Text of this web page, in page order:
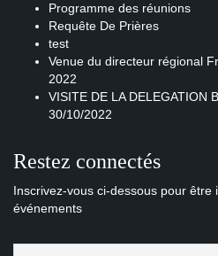
Programme des réunions
Requête De Prières
test
Venue du directeur régional
2022
VISITE DE LA DELEGATION
30/10/2022
Restez connectés
Inscrivez-vous ci-dessous pour
événements